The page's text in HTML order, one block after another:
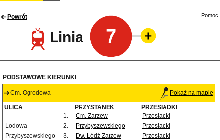
Powrót
Linia 7
Pomoc
PODSTAWOWE KIERUNKI
Cm. Ogrodowa Pokaż na mapie
ULICA PRZYSTANEK
PRZESIADKI
1.
Cm. Zarzew
Przesiadki
Lodowa
2. Przybyszewskiego
Przesiadki
Przybyszewskiego
3. Dw. Łódź Zarzew
Przesiadki